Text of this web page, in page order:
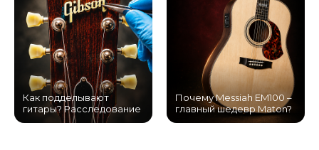
Как подделывают
гитары? Расследование
Почему Messiah EM100 –
главный шедевр Maton?